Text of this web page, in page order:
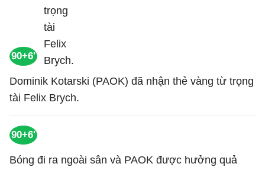
90+6'
Dominik Kotarski (PAOK) đã nhận thẻ vàng từ trọng
tài Felix Brych.
90+6'
Bóng đi ra ngoài sân và PAOK được hưởng quả